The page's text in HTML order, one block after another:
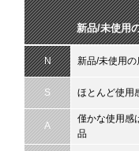
新品/未使用
N 新品/未使用
S ほとんど使用
A
僅かな使用感
品